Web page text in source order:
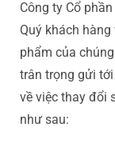
Công ty Cổ
Quý khách
phẩm của
trân trọng gửi
về việc thay đổi
như sau: